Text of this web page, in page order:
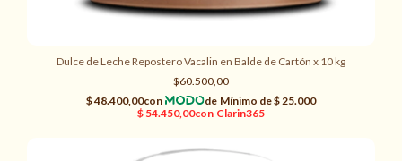
Dulce de Leche Repostero Vacalin en Balde de Cartón x 10 kg
$60.500,00